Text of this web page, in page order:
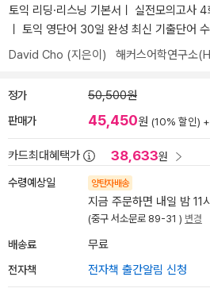
토익 리딩·리스닝 기본서ㅣ 실전모의고사
ㅣ 토익 영단어 30일 완성 최신 기출단어
David Cho (지은이) 해커스어학연구소
정가 50,500원
판매가 45,450원 (10% 할인) +
카드최대혜택가 38,633원
수령예상일 양탄자배송
지금 주문하면 내일 밤 11시
(중구 서소문로 89-31 ) 변경
배송료 무료
전자책 전자책 출간알림 신청